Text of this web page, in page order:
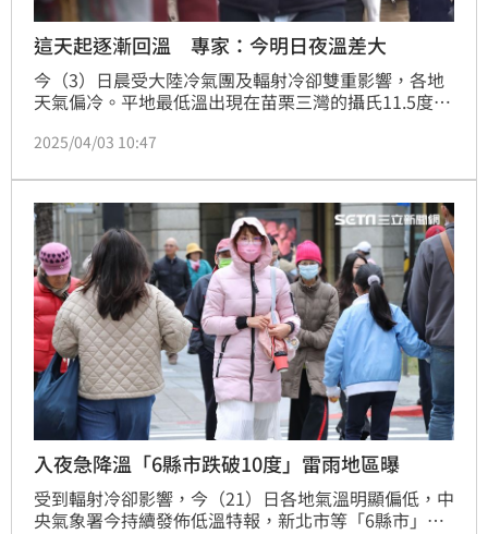
這天起逐漸回溫 專家：今明日夜溫差大
今（3）日晨受大陸冷氣團及輻射冷卻雙重影響，各地
天氣偏冷。平地最低溫出現在苗栗三灣的攝氏11.5度、
得恩直呼「冷，沒有假期！」
2025/04/03 10:47
入夜急降溫「6縣市跌破10度」雷雨地區曝
受到輻射冷卻影響，今（21）日各地氣溫明顯偏低，中
央氣象署今持續發佈低溫特報，新北市等「6縣市」今